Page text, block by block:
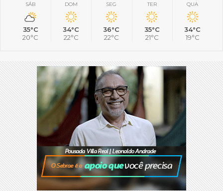
SÁB
35°C
20°C
DOM
34°C
22°C
SEG
36°C
22°C
TER
35°C
21°C
QUA
34°C
19°C